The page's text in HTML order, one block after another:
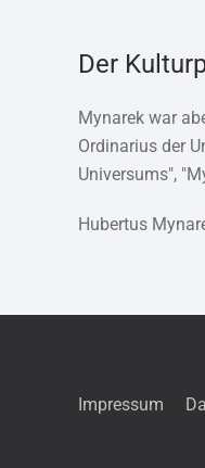
Der
Mynarek war
Ordinarius der
Universums",
Hubertus
Impressum